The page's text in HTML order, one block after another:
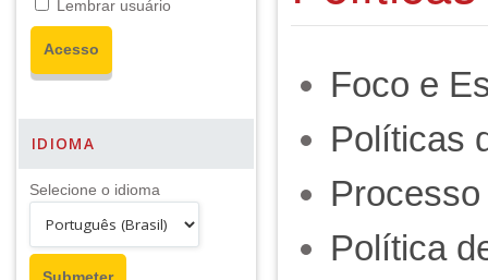
Lembrar usuário
IDIOMA
Selecione o idioma
Foco e
Políticas
Política